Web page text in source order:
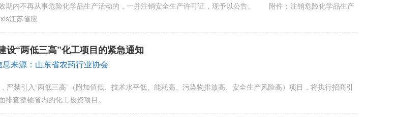
期内不再从事危险化学品生产活动的，一并注销安全生产许可证，现予以公告。 附件：注销危险化学品生产
江苏省应
设“两低三高”化工项目的紧急通知
来源：山东省农药行业协会
禁引入“两低三高”（附加值低、技术水平低、能耗高、污染物排放高、安全生产风险高）项目，将执行招商引
查整顿省内的化工投资项目。